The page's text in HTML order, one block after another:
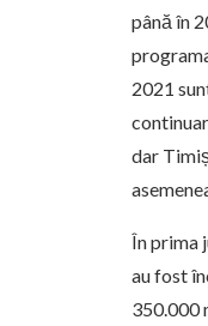
până în
2021
dar
În prima
au fost
350.000